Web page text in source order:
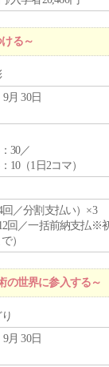
る～
月 30日
30／
10（1日2コマ）
回／分割支払い）×3
回／一括前納支払※
）
の世界に参入する～
月 30日